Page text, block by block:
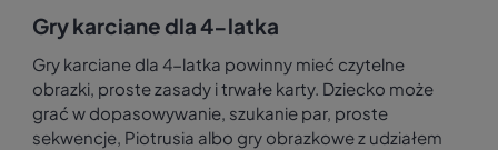
Gry karciane dla 4-latka
Gry karciane dla 4-latka powinny mieć czytelne
obrazki, proste zasady i trwałe karty. Dziecko może
grać w dopasowywanie, szukanie par, proste
sekwencje, Piotrusia albo gry obrazkowe z udziałem